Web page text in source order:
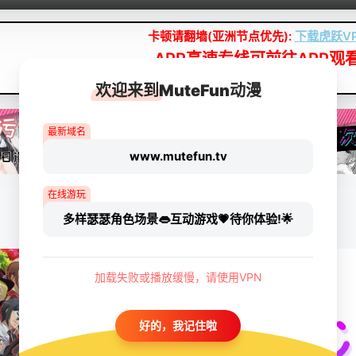
卡顿请翻墙(亚洲节点优先): 下载虎跃
APP高速专线可前往APP观
点我下载APP（仅安卓/苹果暂无）
欢迎来到MuteFun动漫
最新域名
www.mutefun.tv
在线游玩
多样瑟瑟角色场景👄互动游戏💗待你体验!🌟
加载失败或播放缓慢，请使用VPN
好的，我记住啦